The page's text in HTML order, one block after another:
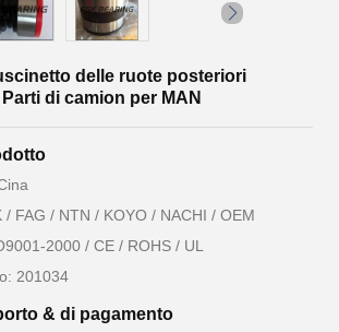
delle ruote posteriori
di camion per MAN
/ FAG / NTN / KOYO / NACHI / OEM
2000 / CE / ROHS / UL
201034
& di pagamento